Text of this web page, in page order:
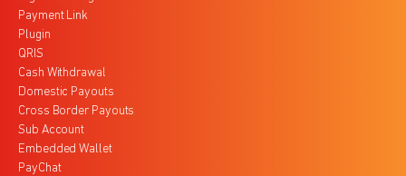
Payment Link
Plugin
QRIS
Cash Withdrawal
Domestic Payouts
Cross Border Payouts
Sub Account
Embedded Wallet
PayChat